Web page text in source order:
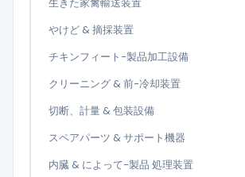
生きた家禽輸送装置
やけど & 摘採装置
チキンフィート-製品加工設備
クリーニング & 前-冷却装置
切断、計量 & 包装設備
スペアパーツ & サポート機器
内臓 & によって-製品 処理装置